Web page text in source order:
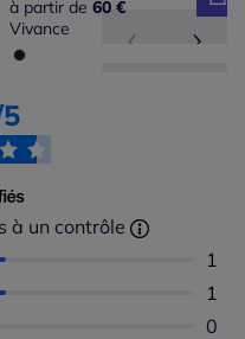
à partir de 60 €
Vivance
à un contrôle
1
1
0